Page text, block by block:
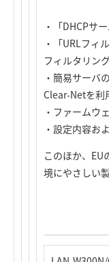
・「DHCPサ
・「URLフィ
フィルタリン
・簡易サーバ
Clear-Netを利
・ファームウ
・設定内容お
このほか、EU
境にやさしい